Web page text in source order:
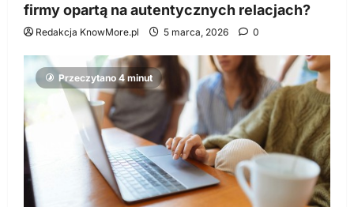
firmy opartą na autentycznych relacjach?
Redakcja KnowMore.pl 5 marca, 2026 0
Przeczytano 4 minut